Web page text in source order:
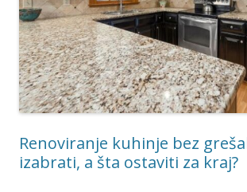
Renoviranje kuhinje bez
izabrati, a šta ostaviti za kraj?